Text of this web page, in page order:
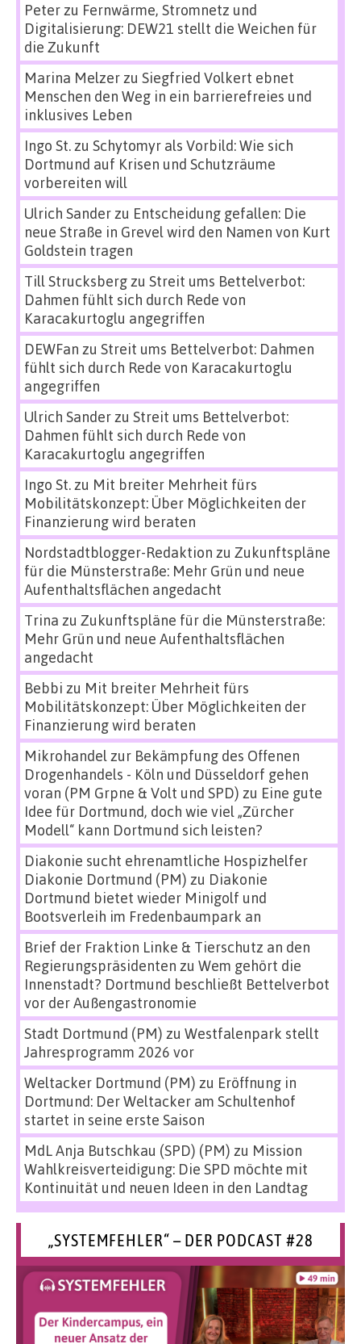
Peterzu Fernwärme, Stromnetz und
Digitalisierung: DEW21 stellt die Weichen für
die Zukunft
Marina Melzerzu Siegfried Volkert ebnet
Menschen den Weg in ein barrierefreies und
inklusives Leben
Ingo St.zu Schytomyr als Vorbild: Wie sich
Dortmund auf Krisen und Schutzräume
vorbereiten will
Ulrich Sanderzu Entscheidung gefallen: Die
neue Straße in Grevel wird den Namen von Kurt
Goldstein tragen
Till Strucksbergzu Streit ums Bettelverbot:
Dahmen fühlt sich durch Rede von
Karacakurtoglu angegriffen
DEWFan zu Streit ums Bettelverbot: Dahmen
fühlt sich durch Rede von Karacakurtoglu
angegriffen
Ulrich Sanderzu Streit ums Bettelverbot:
Dahmen fühlt sich durch Rede von
Karacakurtoglu angegriffen
Ingo St.zu Mit breiter Mehrheit fürs
Mobilitätskonzept: Über Möglichkeiten der
Finanzierung wird beraten
Nordstadtblogger-Redaktion zu Zukunftspläne
für die Münsterstraße: Mehr Grün und neue
Aufenthaltsflächen angedacht
Trina zu Zukunftspläne für die Münsterstraße:
Mehr Grün und neue Aufenthaltsflächen
angedacht
Bebbi zu Mit breiter Mehrheit fürs
Mobilitätskonzept: Über Möglichkeiten der
Finanzierung wird beraten
Mikrohandel zur Bekämpfung des Offenen
Drogenhandels - Köln und Düsseldorf gehen
voran (PM Grpne & Volt und SPD) zu Eine gute
Idee für Dortmund, doch wie viel „Zürcher
Modell“ kann Dortmund sich leisten?
Diakonie sucht ehrenamtliche Hospizhelfer
Diakonie Dortmund (PM) zu Diakonie
Dortmund bietet wieder Minigolf und
Bootsverleih im Fredenbaumpark an
Brief der Fraktion Linke & Tierschutz an den
Regierungspräsidenten zu Wem gehört die
Innenstadt? Dortmund beschließt Bettelverbot
vor der Außengastronomie
Stadt Dortmund (PM) zu Westfalenpark stellt
Jahresprogramm 2026 vor
Weltacker Dortmund (PM) zu Eröffnung in
Dortmund: Der Weltacker am Schultenhof
startet in seine erste Saison
MdL Anja Butschkau (SPD) (PM) zu Mission
Wahlkreisverteidigung: Die SPD möchte mit
Kontinuität und neuen Ideen in den Landtag
„SYSTEMFEHLER“ – DER PODCAST #28